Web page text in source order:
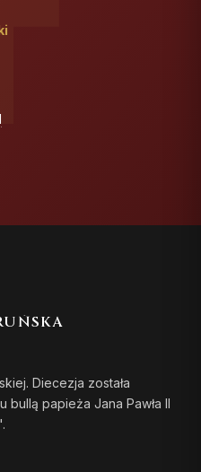
Diecezja została
bullą papieża Jana Pawła II